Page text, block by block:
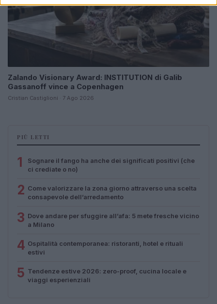
Zalando Visionary Award: INSTITUTION di Galib
Gassanoff vince a Copenhagen
Cristian Castiglioni · 7 Ago 2026
PIÙ LETTI
1
Sognare il fango ha anche dei significati positivi (che
ci crediate o no)
2 Come valorizzare la zona giorno attraverso una scelta
consapevole dell’arredamento
3 Dove andare per sfuggire all’afa: 5 mete fresche vicino
a Milano
4 Ospitalità contemporanea: ristoranti, hotel e rituali
estivi
5 Tendenze estive 2026: zero-proof, cucina locale e
viaggi esperienziali